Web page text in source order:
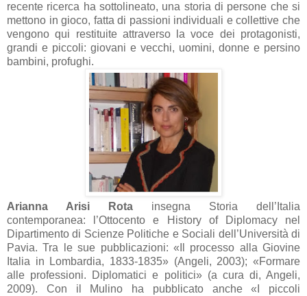
recente ricerca ha sottolineato, una storia di persone che si
mettono in gioco, fatta di passioni individuali e collettive che
vengono qui restituite attraverso la voce dei protagonisti,
grandi e piccoli: giovani e vecchi, uomini, donne e persino
bambini, profughi.
Arianna Arisi Rota insegna Storia dell’Italia
contemporanea: l’Ottocento e History of Diplomacy nel
Dipartimento di Scienze Politiche e Sociali dell’Università di
Pavia. Tra le sue pubblicazioni: «Il processo alla Giovine
Italia in Lombardia, 1833-1835» (Angeli, 2003); «Formare
alle professioni. Diplomatici e politici» (a cura di, Angeli,
2009). Con il Mulino ha pubblicato anche «I piccoli